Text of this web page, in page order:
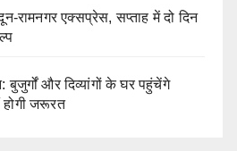
रामनगर एक्सप्रेस, सप्ताह में दो दिन
और दिव्यांगों के घर पहुंचेंगे
जरूरत